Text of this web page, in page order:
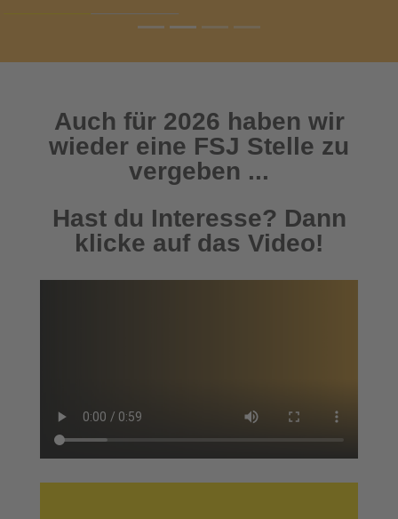
Auch für 2026 haben wir
wieder eine FSJ Stelle zu
vergeben ...
Hast du Interesse? Dann
klicke auf das Video!